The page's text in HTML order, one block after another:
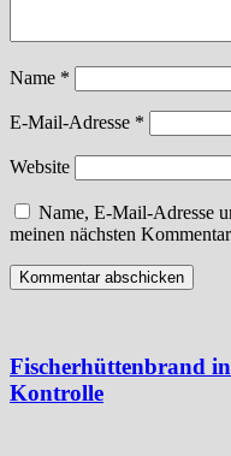
Name *
E-Mail-Adresse *
Website
Name, E-Mail-Adresse
meinen nächsten
Fischerhüttenbrand
Kontrolle